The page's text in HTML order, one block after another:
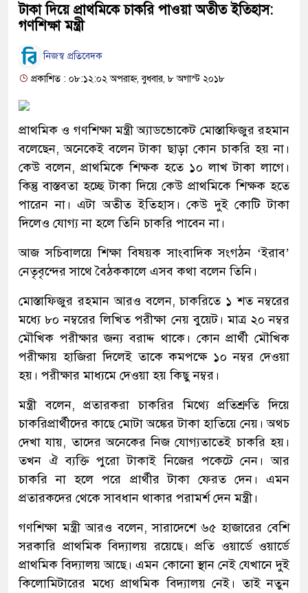
টাকা দিয়ে প্রাথমিকে চাকরি পাওয়া অতীত ইতিহাস:
গণশিক্ষা মন্ত্রী
নিজস্ব প্রতিবেদক
প্রকাশিত : ০৮:১২:০২ অপরাহ্ন, বুধবার, ৮ অগাস্ট ২০১৮
প্রাথমিক ও গণশিক্ষা মন্ত্রী অ্যাডভোকেট মোস্তাফিজুর রহমান
বলেছেন, অনেকেই বলেন টাকা ছাড়া কোন চাকরি হয় না।
কেউ বলেন, প্রাথমিকে শিক্ষক হতে ১০ লাখ টাকা লাগে।
কিন্তু বাস্তবতা হচ্ছে টাকা দিয়ে কেউ প্রাথমিকে শিক্ষক হতে
পারেন না। এটা অতীত ইতিহাস। কেউ দুই কোটি টাকা
দিলেও যোগ্য না হলে তিনি চাকরি পাবেন না।
আজ সচিবালয়ে শিক্ষা বিষয়ক সাংবাদিক সংগঠন ‘ইরাব’
নেতৃবৃন্দের সাথে বৈঠককালে এসব কথা বলেন তিনি।
মোস্তাফিজুর রহমান আরও বলেন, চাকরিতে ১ শত নম্বরের
মধ্যে ৮০ নম্বরের লিখিত পরীক্ষা নেয় বুয়েট। মাত্র ২০ নম্বর
মৌখিক পরীক্ষার জন্য বরাদ্দ থাকে। কোন প্রার্থী মৌখিক
পরীক্ষায় হাজিরা দিলেই তাকে কমপক্ষে ১০ নম্বর দেওয়া
হয়। পরীক্ষার মাধ্যমে দেওয়া হয় কিছু নম্বর।
মন্ত্রী বলেন, প্রতারকরা চাকরির মিথ্যে প্রতিশ্রুতি দিয়ে
চাকরিপ্রার্থীদের কাছে মোটা অঙ্কের টাকা হাতিয়ে নেয়। অথচ
দেখা যায়, তাদের অনেকের নিজ যোগ্যতাতেই চাকরি হয়।
তখন ঐ ব্যক্তি পুরো টাকাই নিজের পকেটে নেন। আর
চাকরি না হলে পরে প্রার্থীর টাকা ফেরত দেন। এমন
প্রতারকদের থেকে সাবধান থাকার পরামর্শ দেন মন্ত্রী।
গণশিক্ষা মন্ত্রী আরও বলেন, সারাদেশে ৬৫ হাজারের বেশি
সরকারি প্রাথমিক বিদ্যালয় রয়েছে। প্রতি ওয়ার্ডে ওয়ার্ডে
প্রাথমিক বিদ্যালয় আছে। এমন কোনো স্থান নেই যেখানে দুই
কিলোমিটারের মধ্যে প্রাথমিক বিদ্যালয় নেই। তাই নতুন